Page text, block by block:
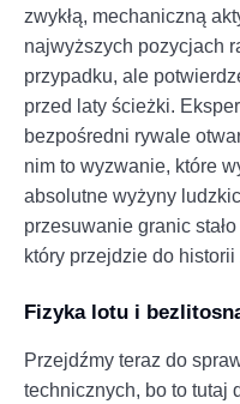
zwykłą, mechaniczną
najwyższych pozycjach
przypadku, ale
przed laty ścieżki.
bezpośredni rywale
nim to wyzwanie, które
absolutne wyżyny
przesuwanie granic
który przejdzie do
Fizyka lotu i
Przejdźmy teraz do
technicznych, bo to tutaj